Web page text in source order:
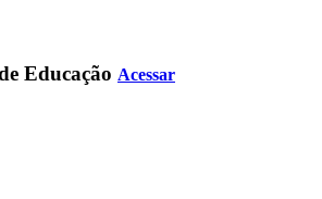
Educação Acessar